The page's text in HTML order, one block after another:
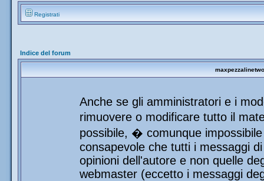
Registrati
Indice del forum
Anche se gli amministratori e i
rimuovere o modificare tutto il
possibile, � comunque
consapevole che tutti i messaggi
opinioni dell'autore e non quelle
webmaster (eccetto i messaggi